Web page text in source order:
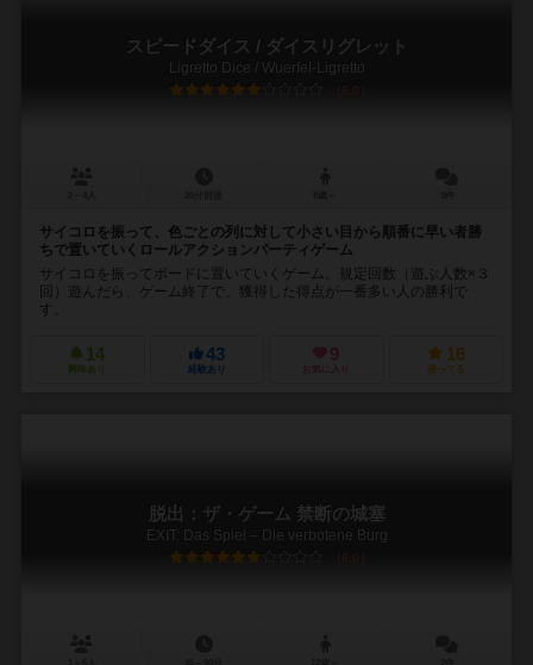
スピードダイス / ダイスリグレット
Ligretto Dice / Wuerfel-Ligretto
6.0
サイコロを振って、色ごとの列に対して小さい目から順番に早い者勝
ちで置いていくロールアクションパーティゲーム
サイコロを振ってボードに置いていくゲーム。規定回数（遊ぶ人数×３
回）遊んだら、ゲーム終了で、獲得した得点が一番多い人の勝利で
す。
14
興味あり
43
経験あり
9
お気に入り
16
持ってる
脱出：ザ・ゲーム 禁断の城塞
EXIT: Das Spiel – Die verbotene Burg
6.0